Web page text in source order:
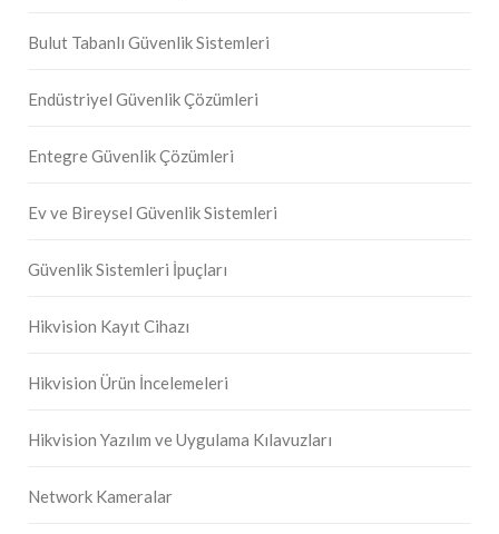
Bulut Tabanlı Güvenlik Sistemleri
Endüstriyel Güvenlik Çözümleri
Entegre Güvenlik Çözümleri
Ev ve Bireysel Güvenlik Sistemleri
Güvenlik Sistemleri İpuçları
Hikvision Kayıt Cihazı
Hikvision Ürün İncelemeleri
Hikvision Yazılım ve Uygulama Kılavuzları
Network Kameralar